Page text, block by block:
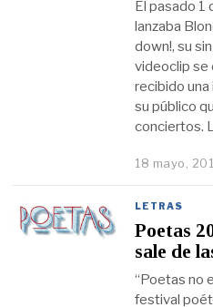
El pasado 1
lanzaba
down!, su
videoclip se
recibido
su público
conciertos.
18 mayo,
LETRAS
Poetas
sale de
“Poetas no
festival